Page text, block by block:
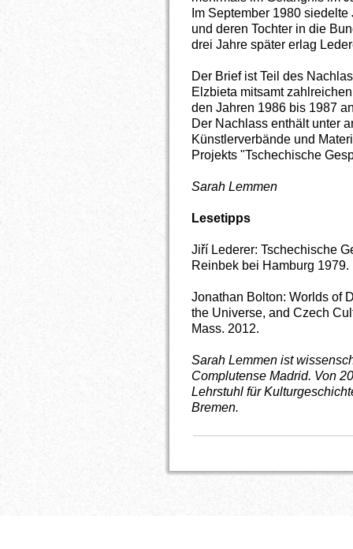
Im September 1980
und deren Tochter in die
drei Jahre später erlag
Der Brief ist Teil des
Elzbieta mitsamt
den Jahren 1986 bis 1987
Der Nachlass enthält unter
Künstlerverbände und
Projekts "Tschechische
Sarah Lemmen
Lesetipps
Jiří Lederer: Tschechische
Reinbek bei Hamburg 1979.
Jonathan Bolton: Worlds of
the Universe, and Czech
Mass. 2012.
Sarah Lemmen ist
Complutense Madrid. Von
Lehrstuhl für
Bremen.